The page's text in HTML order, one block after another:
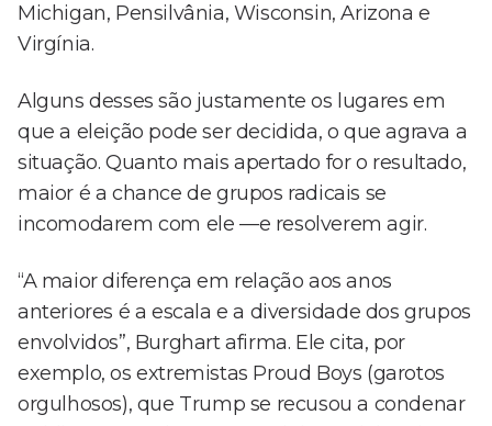
Michigan, Pensilvânia, Wisconsin, Arizona e
Virgínia.
Alguns desses são justamente os lugares em
que a eleição pode ser decidida, o que agrava a
situação. Quanto mais apertado for o resultado,
maior é a chance de grupos radicais se
incomodarem com ele —e resolverem agir.
“A maior diferença em relação aos anos
anteriores é a escala e a diversidade dos grupos
envolvidos”, Burghart afirma. Ele cita, por
exemplo, os extremistas Proud Boys (garotos
orgulhosos), que Trump se recusou a condenar